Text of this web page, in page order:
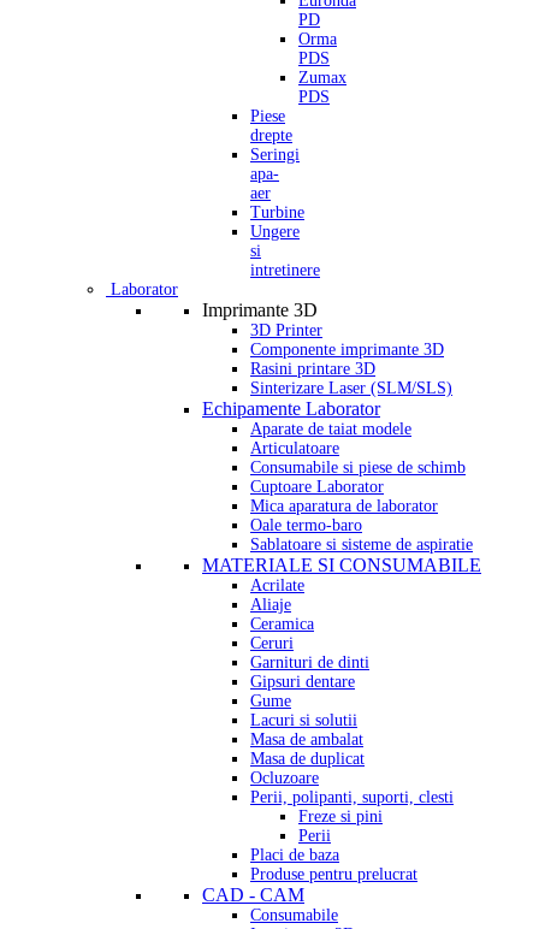
PD
Orma
PDS
Zumax
PDS
Piese
drepte
Seringi
apa-
aer
Turbine
Ungere
si
intretinere
Laborator
Imprimante 3D
3D Printer
Componente imprimante 3D
Rasini printare 3D
Sinterizare Laser (SLM/SLS)
Echipamente Laborator
Aparate de taiat modele
Articulatoare
Consumabile si piese de schimb
Cuptoare Laborator
Mica aparatura de laborator
Oale termo-baro
Sablatoare si sisteme de aspiratie
MATERIALE SI CONSUMABILE
Acrilate
Aliaje
Ceramica
Ceruri
Garnituri de dinti
Gipsuri dentare
Gume
Lacuri si solutii
Masa de ambalat
Masa de duplicat
Ocluzoare
Perii, polipanti, suporti, clesti
Freze si pini
Perii
Placi de baza
Produse pentru prelucrat
CAD - CAM
Consumabile